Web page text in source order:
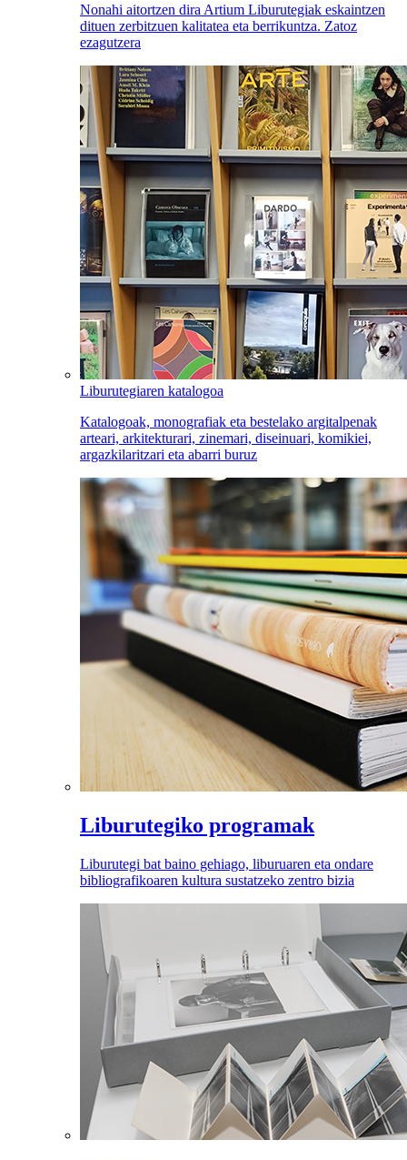
Nonahi aitortzen dira Artium Liburutegiak eskaintzen
dituen zerbitzuen kalitatea eta berrikuntza. Zatoz
ezagutzera
Liburutegiaren katalogoa
Katalogoak, monografiak eta bestelako argitalpenak
arteari, arkitekturari, zinemari, diseinuari, komikiei,
argazkilaritzari eta abarri buruz
Liburutegiko programak
Liburutegi bat baino gehiago, liburuaren eta ondare
bibliografikoaren kultura sustatzeko zentro bizia